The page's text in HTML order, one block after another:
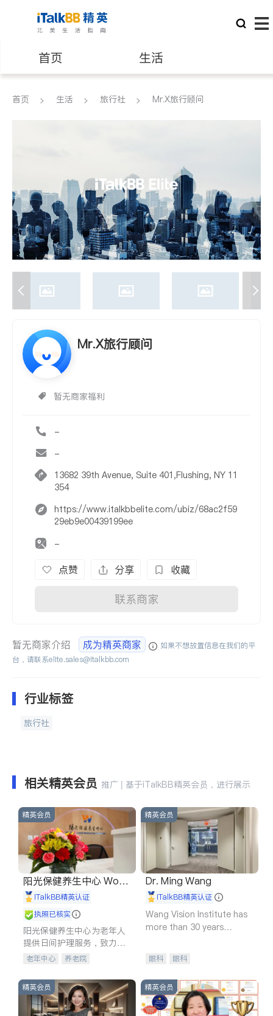
首页 生活
医生 律师
养老 非盈利组织
首页 生活 旅行社 Mr.X旅行顾问
Mr.X旅行顾问
暂无商家福利
-
-
13682 39th Avenue, Suite 401,Flushing, NY 11
354
https://www.italkbbelite.com/ubiz/68ac2f59
29eb9e00439199ee
-
点赞 分享 收藏
联系商家
暂无商家介绍 成为精英商家
如果不想放置信息在我们的平
台，请联系elite.sales@italkbb.com
行业标签
旅行社
相关精英会员 推广 | 基于iTalkBB精英会员，进行展示
精英会员
阳光保健养生中心 World
shine
iTalkBB精英认证
执照已核实
阳光保健养生中心为老年人
提供日间护理服务，致力于
通过持续的护理创新来有效
老年中心 养老院
精英会员
Dr. Ming Wang
iTalkBB精英认证
Wang Vision Institute has
more than 30 years
眼科 眼科
精英会员 精英会员